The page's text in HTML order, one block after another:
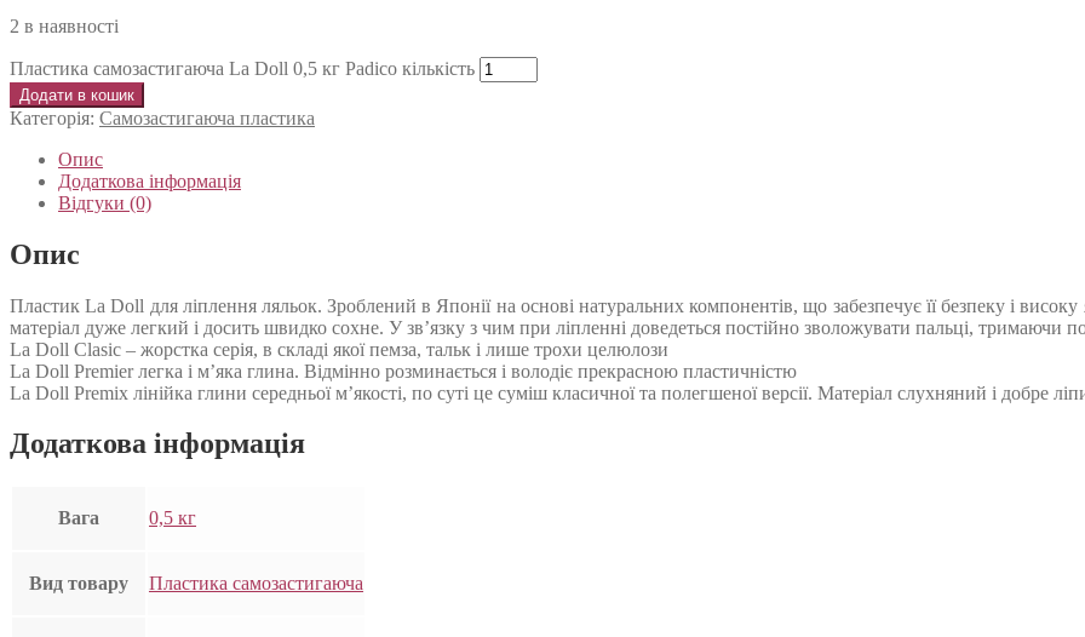
2 в наявності
Пластика самозастигаюча La Doll 0,5 кг Padico кількість
Додати в кошик
Категорія: Самозастигаюча пластика
Опис
Додаткова інформація
Відгуки (0)
Опис
Пластик La Doll для ліплення ляльок. Зроблений в Японії на основі натуральних компонентів, що забезпечує її безпеку і
матеріал дуже легкий і досить швидко сохне. У зв’язку з чим при ліпленні доведеться постійно зволожувати пальці, тримаючи
La Doll Clasic – жорстка серія, в складі якої пемза, тальк і лише трохи целюлози
La Doll Premier легка і м’яка глина. Відмінно розминається і володіє прекрасною пластичністю
La Doll Premix лінійка глини середньої м’якості, по суті це суміш класичної та полегшеної версії. Матеріал слухняний і добре
Додаткова інформація
Вага 0,5 кг
Вид товару Пластика самозастигаюча